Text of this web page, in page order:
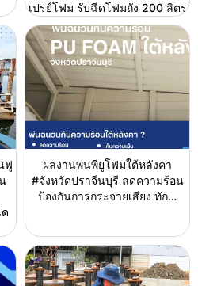
เปรย์โฟม รับฉีดโฟมถัง 200 ลิตร
ฟู
ผลงานพ่นพียูโฟมใต้หลังคา
#จังหวัดปราจีนบุรี ลดความร้อน
ป้องกันการกระจายเสียง ทัก…